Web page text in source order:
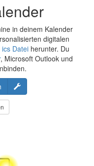
in deinem Kalender
digitalen
ics Datei herunter. Du
, Microsoft Outlook und
Konfigurieren